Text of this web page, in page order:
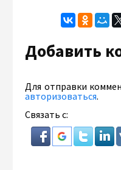
Добавить
Для отправки
авторизоваться.
Связать с: